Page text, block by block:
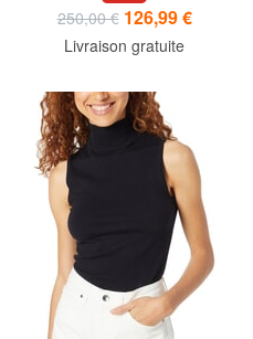
250,00 € 126,99 €
Livraison gratuite